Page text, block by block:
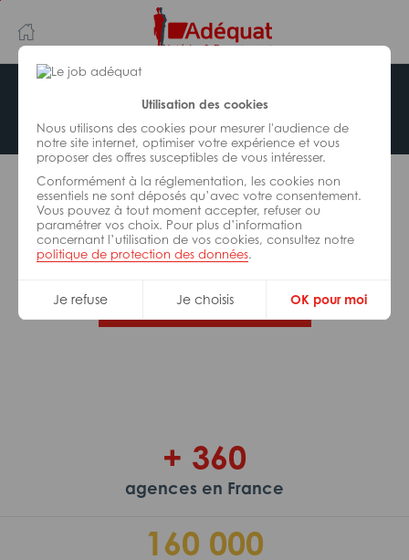
Utilisation des cookies
Nous utilisons des cookies pour mesurer l'audience de
notre site internet, optimiser votre expérience et vous
proposer des offres susceptibles de vous intéresser.
Conformément à la réglementation, les cookies non
essentiels ne sont déposés qu’avec votre consentement.
Vous pouvez à tout moment accepter, refuser ou
paramétrer vos choix. Pour plus d’information
concernant l’utilisation de vos cookies, consultez notre
politique de protection des données.
Je refuse Je choisis OK pour moi
au
contenu
principal
navigation
Offre indisponible
L’offre d’emploi que vous tentez de consulter n’est
plus disponible.
De nombreuses autres missions peuvent vous
correspondre, consultez toutes nos offres.
Trouvez votre job Adéquat !
+ 360
agences en France
160 000